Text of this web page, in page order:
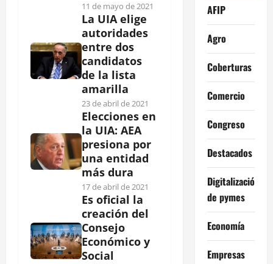
11 de mayo de 2021
La UIA elige
autoridades
entre dos
candidatos
de la lista
amarilla
23 de abril de 2021
Elecciones en
la UIA: AEA
presiona por
una entidad
más dura
17 de abril de 2021
Es oficial la
creación del
Consejo
Económico y
Social
AFIP
Agro
Coberturas
Comercio
Congreso
Destacados
Digitalización
de pymes
Economía
Empresas